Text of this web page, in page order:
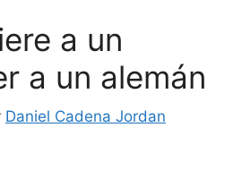
a un
a un alemán
Daniel Cadena Jordan